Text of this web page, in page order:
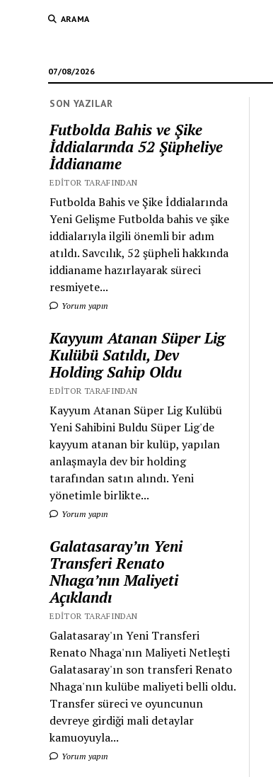
ARAMA
07/08/2026
SON YAZILAR
Futbolda Bahis ve Şike
İddialarında 52 Şüpheliye
İddianame
EDITOR TARAFINDAN
Futbolda Bahis ve Şike İddialarında
Yeni Gelişme Futbolda bahis ve şike
iddialarıyla ilgili önemli bir adım
atıldı. Savcılık, 52 şüpheli hakkında
iddianame hazırlayarak süreci
resmiyete...
Yorum yapın
Kayyum Atanan Süper Lig
Kulübü Satıldı, Dev
Holding Sahip Oldu
EDITOR TARAFINDAN
Kayyum Atanan Süper Lig Kulübü
Yeni Sahibini Buldu Süper Lig'de
kayyum atanan bir kulüp, yapılan
anlaşmayla dev bir holding
tarafından satın alındı. Yeni
yönetimle birlikte...
Yorum yapın
Galatasaray’ın Yeni
Transferi Renato
Nhaga’nın Maliyeti
Açıklandı
EDITOR TARAFINDAN
Galatasaray'ın Yeni Transferi
Renato Nhaga'nın Maliyeti Netleşti
Galatasaray'ın son transferi Renato
Nhaga'nın kulübe maliyeti belli oldu.
Transfer süreci ve oyuncunun
devreye girdiği mali detaylar
kamuoyuyla...
Yorum yapın